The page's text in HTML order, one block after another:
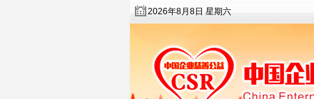
2026年8月8日 星期六